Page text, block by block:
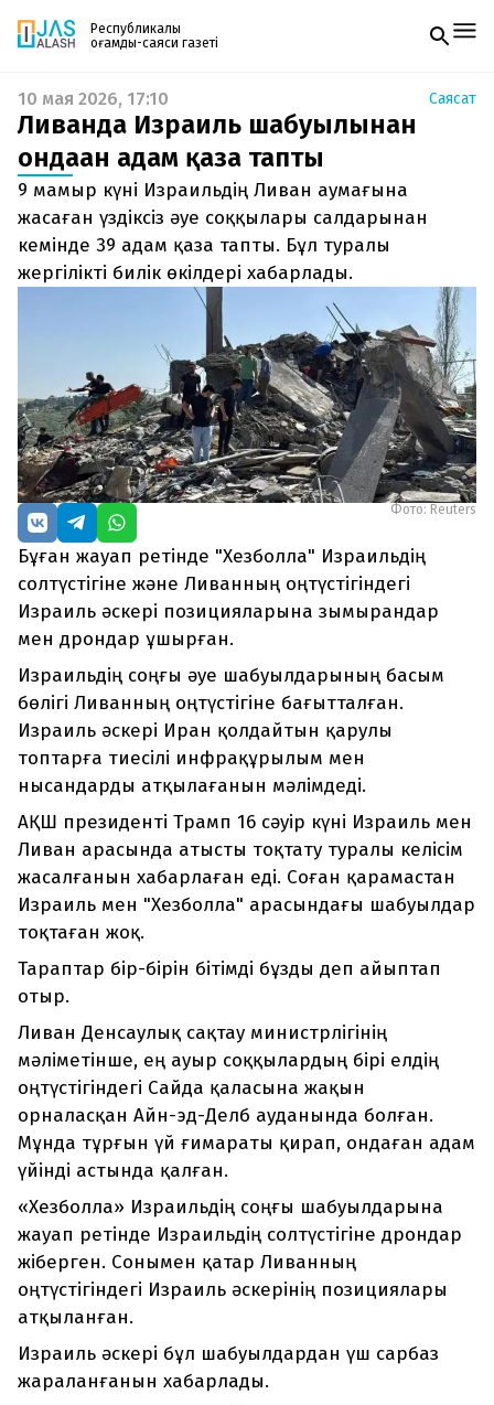
Республикалық
қоғамдық-саяси газеті
Жаңалықтар
Спорт
Live
Руханият
Аймақ
Архив
Заң және тәртіп
Редакциямен байланыс
+7 701 220 64 52
zhasalash100@gmail.com
Газетке жазылу
PDF форматтағы газетті ай сайын электронды
поштаңызға алып отырыңыз. Жаңа нөмір
шыққан сәтте сізге бірден жіберіледі. Тек email
енгізіңіз, біз қалғанын өзіміз жібереміз.
10 мая 2026, 17:10 Саясат
Ливанда Израиль шабуылынан
ондаған адам қаза тапты
9 мамыр күні Израильдің Ливан аумағына
жасаған үздіксіз әуе соққылары салдарынан
кемінде 39 адам қаза тапты. Бұл туралы
жергілікті билік өкілдері хабарлады.
Фото: Reuters
Бұған жауап ретінде "Хезболла" Израильдің
солтүстігіне және Ливанның оңтүстігіндегі
Израиль әскері позицияларына зымырандар
мен дрондар ұшырған.
Израильдің соңғы әуе шабуылдарының басым
бөлігі Ливанның оңтүстігіне бағытталған.
Израиль әскері Иран қолдайтын қарулы
топтарға тиесілі инфрақұрылым мен
нысандарды атқылағанын мәлімдеді.
АҚШ президенті Трамп 16 сәуір күні Израиль мен
Ливан арасында атысты тоқтату туралы келісім
жасалғанын хабарлаған еді. Соған қарамастан
Израиль мен "Хезболла" арасындағы шабуылдар
тоқтаған жоқ.
Тараптар бір-бірін бітімді бұзды деп айыптап
отыр.
Ливан Денсаулық сақтау министрлігінің
мәліметінше, ең ауыр соққылардың бірі елдің
оңтүстігіндегі Сайда қаласына жақын
орналасқан Айн-эд-Делб ауданында болған.
Мұнда тұрғын үй ғимараты қирап, ондаған адам
үйінді астында қалған.
«Хезболла» Израильдің соңғы шабуылдарына
жауап ретінде Израильдің солтүстігіне дрондар
жіберген. Сонымен қатар Ливанның
оңтүстігіндегі Израиль әскерінің позициялары
атқыланған.
Израиль әскері бұл шабуылдардан үш сарбаз
жараланғанын хабарлады.